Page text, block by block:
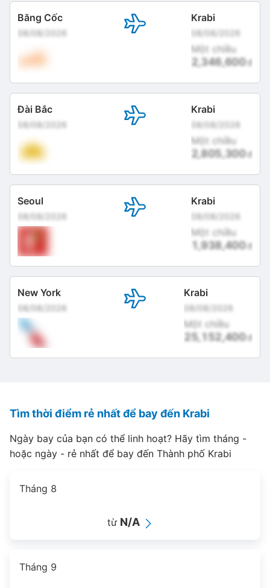
Băng Cốc
08/08/2026
Krabi
08/08/2026
Một chiều
2,346,600đ
Đài Bắc
08/08/2026
Krabi
08/08/2026
Một chiều
2,805,300đ
Seoul
08/08/2026
Krabi
08/08/2026
Một chiều
1,938,400đ
New York
08/08/2026
Krabi
08/08/2026
Một chiều
25,152,400đ
Tìm thời điểm rẻ nhất để bay đến Krabi
Ngày bay của bạn có thể linh hoạt? Hãy tìm tháng -
hoặc ngày - rẻ nhất để bay đến Thành phố Krabi
Tháng 8
từ N/A
Tháng 9